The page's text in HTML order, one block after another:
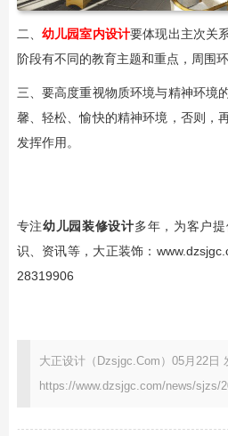
二、 幼儿园室内设计要体现出主次关
阶段有不同的教育主题和重点，周围
三、要高度重视物质环境与精神环境
馨、轻松、愉快的精神环境，否则，
发挥作用。
专注幼儿园装修设计多年，为客户
识、资讯等，大正装饰：
28319906
大正设计（Dzsjgc.Com）05月22日
https://www.dzsjgc.com/news/sjzs/